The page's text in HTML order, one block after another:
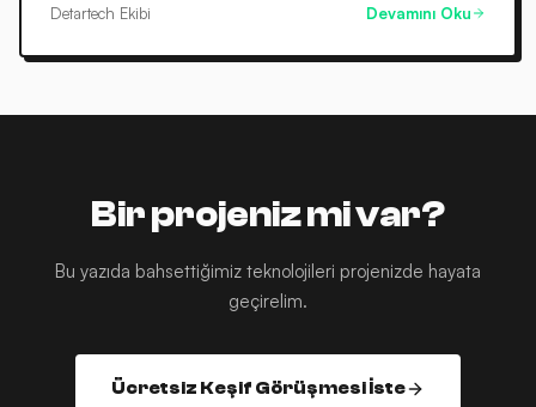
Detartech Ekibi Devamını Oku
Bir projeniz mi var?
Bu yazıda bahsettiğimiz teknolojileri projenizde hayata
geçirelim.
Ücretsiz Keşif Görüşmesi İste